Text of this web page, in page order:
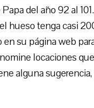
del año 92 al
hueso tenga casi
su página web
locaciones
alguna